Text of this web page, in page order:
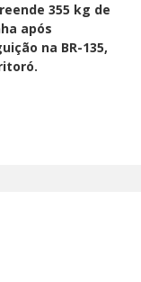
355 kg de
após
na BR-135,